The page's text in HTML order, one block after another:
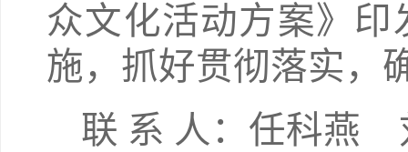
众文化活动方案》
施，抓好贯彻落实，
联 系 人：任科燕